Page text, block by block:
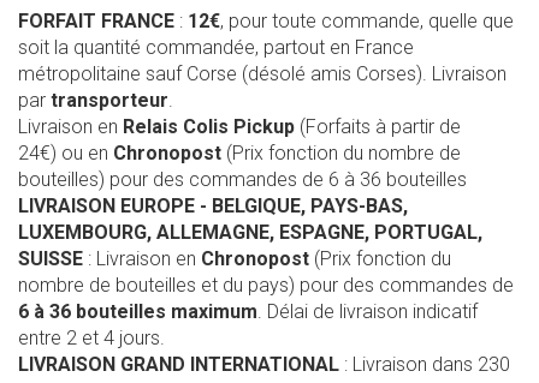
FORFAIT FRANCE : 12€, pour toute commande, quelle que
soit la quantité commandée, partout en France
métropolitaine sauf Corse (désolé amis Corses). Livraison
par transporteur.
Livraison en Relais Colis Pickup (Forfaits à partir de
24€) ou en Chronopost (Prix fonction du nombre de
bouteilles) pour des commandes de 6 à 36 bouteilles
LIVRAISON EUROPE - BELGIQUE, PAYS-BAS,
LUXEMBOURG, ALLEMAGNE, ESPAGNE, PORTUGAL,
SUISSE : Livraison en Chronopost (Prix fonction du
nombre de bouteilles et du pays) pour des commandes de
6 à 36 bouteilles maximum. Délai de livraison indicatif
entre 2 et 4 jours.
LIVRAISON GRAND INTERNATIONAL : Livraison dans 230